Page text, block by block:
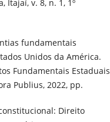
Itajaí, v. 8, n. 1, 1º
fundamentais
Unidos da América.
Fundamentais Estaduais
Publius, 2022, pp.
Direito